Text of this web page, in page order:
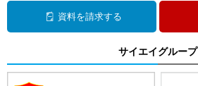
資料を請求する
サイエイグループ